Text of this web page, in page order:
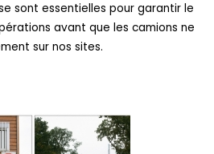
sont essentielles pour garantir le
avant que les camions ne
sur nos sites.